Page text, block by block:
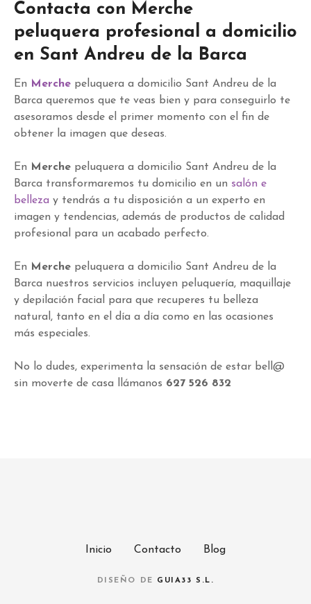
Contacta con Merche
peluquera profesional a domicilio
en Sant Andreu de la Barca
En Merche peluquera a domicilio Sant Andreu de la
Barca queremos que te veas bien y para conseguirlo te
asesoramos desde el primer momento con el fin de
obtener la imagen que deseas.
En Merche peluquera a domicilio Sant Andreu de la
Barca transformaremos tu domicilio en un salón e
belleza y tendrás a tu disposición a un experto en
imagen y tendencias, además de productos de calidad
profesional para un acabado perfecto.
En Merche peluquera a domicilio Sant Andreu de la
Barca nuestros servicios incluyen peluquería, maquillaje
y depilación facial para que recuperes tu belleza
natural, tanto en el día a día como en las ocasiones
más especiales.
No lo dudes, experimenta la sensación de estar bell@
sin moverte de casa llámanos 627 526 832
Inicio Contacto Blog
DISEÑO DE GUIA33 S.L.